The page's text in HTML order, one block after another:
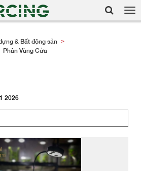
& Bất động sản >
Phân Vùng Cửa
2026